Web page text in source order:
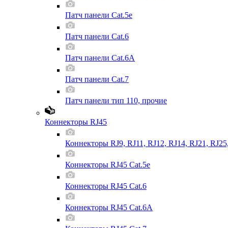
Патч панели Cat.5e
Патч панели Cat.6
Патч панели Cat.6A
Патч панели Cat.7
Патч панели тип 110, прочие
Коннекторы RJ45
Коннекторы RJ9, RJ11, RJ12, RJ14, RJ21,
Коннекторы RJ45 Cat.5e
Коннекторы RJ45 Cat.6
Коннекторы RJ45 Cat.6A